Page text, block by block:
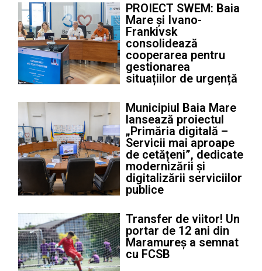
PROIECT SWEM: Baia
Mare și Ivano-
Frankivsk
consolidează
cooperarea pentru
gestionarea
situațiilor de urgență
Municipiul Baia Mare
lansează proiectul
„Primăria digitală –
Servicii mai aproape
de cetățeni”, dedicate
modernizării și
digitalizării serviciilor
publice
Transfer de viitor! Un
portar de 12 ani din
Maramureș a semnat
cu FCSB